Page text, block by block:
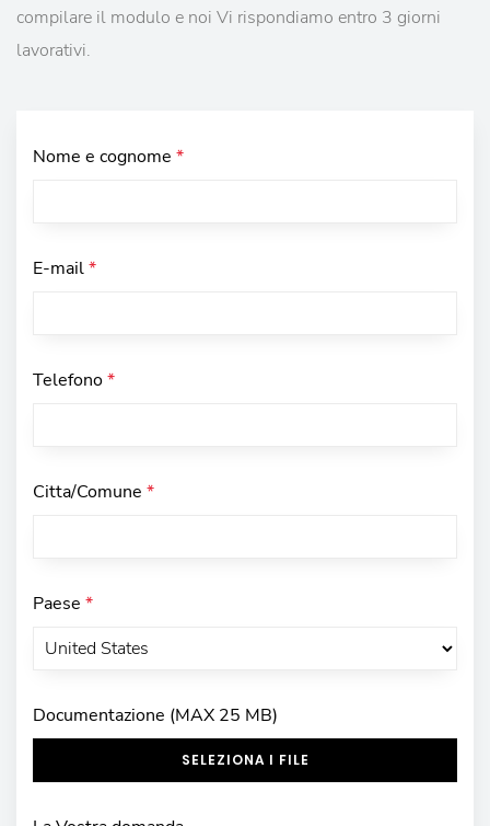
compilare il modulo e noi Vi rispondiamo entro 3 giorni
lavorativi.
Nome e cognome *
E-mail*
Telefono*
Citta/Comune *
Paese *
Documentazione (MAX 25 MB)
SELEZIONA I FILE